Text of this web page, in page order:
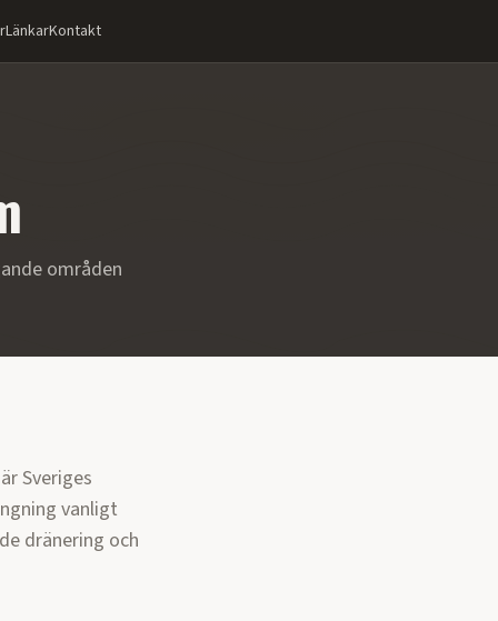
LänkarKontakt
områden
Sveriges
vanligt
dränering och